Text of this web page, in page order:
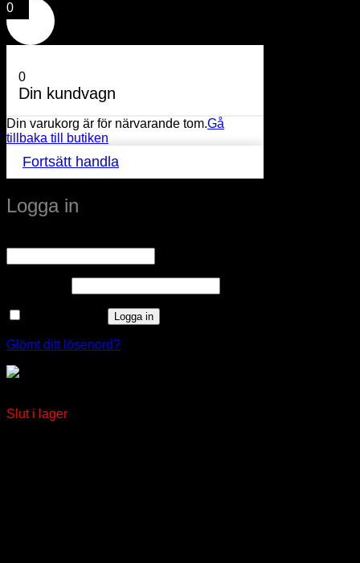
0
0
Din kundvagn
Din varukorg är för närvarande tom.Gå
tillbaka till butiken
Fortsätt handla
Logga in
Logga in
Glömt ditt lösenord?
Slut i lager